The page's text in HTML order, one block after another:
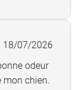
18/07/2026
odeur
mon chien.